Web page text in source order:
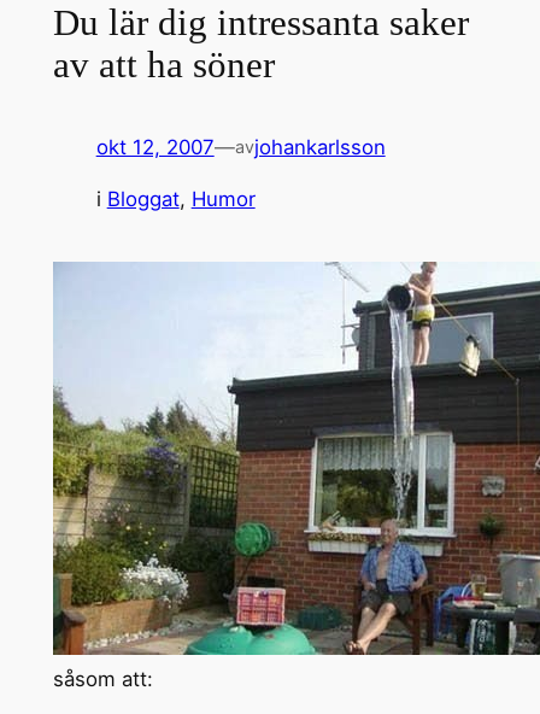
Du lär dig intressanta saker
av att ha söner
okt 12, 2007—avjohankarlsson
i Bloggat, Humor
såsom att: